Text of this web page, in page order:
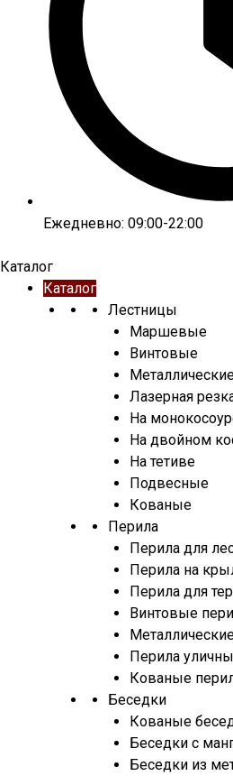
Ежедневно: 09:00-22:00
Каталог
Каталог
Лестницы
Маршевые
Винтовые
Лазерная
На
На двойном
На тетиве
Подвесные
Кованые
Перила
Перила для
Перила на
Перила для
Винтовые
Перила
Кованые
Беседки
Кованые
Беседки с
Беседки из